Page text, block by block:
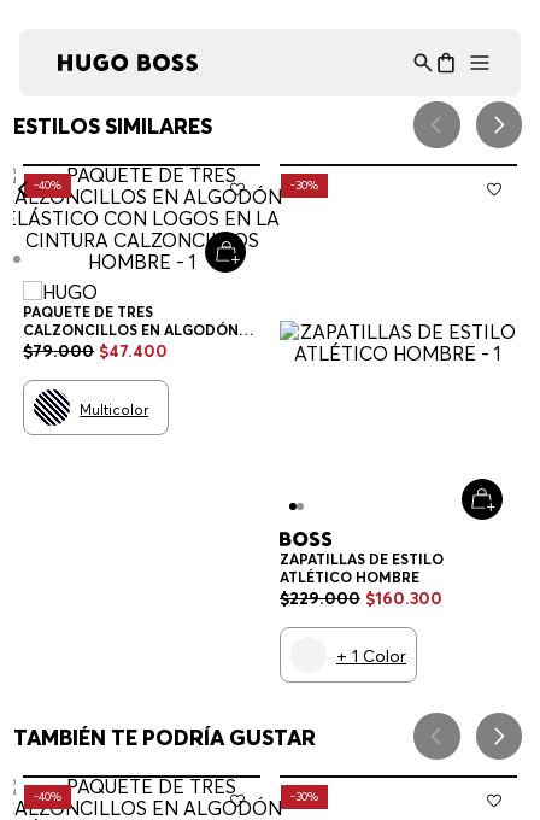
¡Lo sentimos! No encontramos esa página.
Verifique la dirección URL o explore
nuestra selección de productos a
continuación.
BOSS
Asistente Virtual
en línea ⋮